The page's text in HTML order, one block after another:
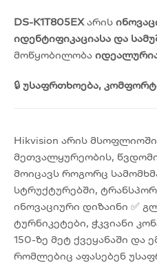
DS-K1T805EXარის
იდენტიფიკაციასა და
მოწყობილობა
🔒 უსაფრთხოება,
Hikvision არის
მეთვალყურეობის,
მოიცავს როგორც
სტრუქტურებში,
ინოვაციური დიზაინი ✅
ტურნიკეტები, ჭკვიანი
150-ზე მეტ ქვეყანაში
რომლებიც აფასებენ